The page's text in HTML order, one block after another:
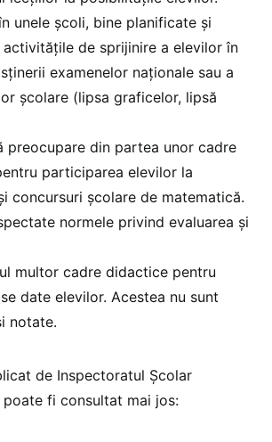
unele școli, bine planificate și
de sprijinire a elevilor în
examenelor naționale sau a
școlare (lipsa graficelor, lipsă
preocupare din partea unor cadre
participarea elevilor la
concursuri școlare de matematică.
normele privind evaluarea și
multor cadre didactice pentru
date elevilor. Acestea nu sunt
notate.
de Inspectoratul Școlar
poate fi consultat mai jos: